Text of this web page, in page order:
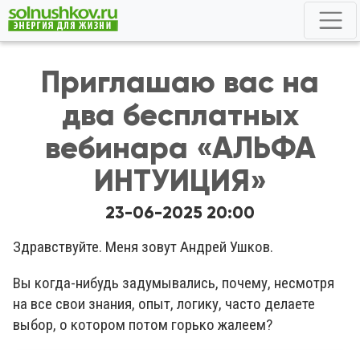
Приглашаю вас на
два бесплатных
вебинара «АЛЬФА
ИНТУИЦИЯ»
23-06-2025 20:00
Здравствуйте. Меня зовут Андрей Ушков.
Вы когда-нибудь задумывались, почему, несмотря
на все свои знания, опыт, логику, часто делаете
выбор, о котором потом горько жалеем?